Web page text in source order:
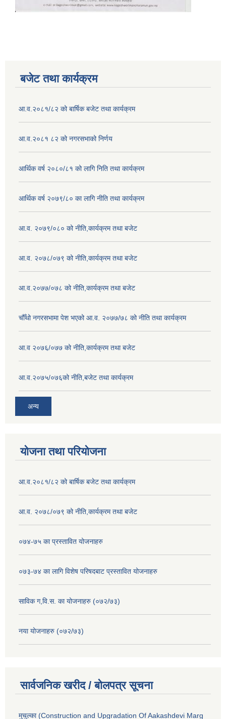
बजेट तथा कार्यक्रम
आ.व.२०८१/८२ को बार्षिक बजेट तथा कार्यक्रम
आ.व.२०८१ ८२ को नगरसभाको निर्णय
आर्थिक वर्ष २०८०/८१ को लागि निति तथा कार्यक्रम
आर्थिक वर्ष २०७९/८० का लागि नीति तथा कार्यक्रम
आ.व. २०७९/०८० को नीति,कार्यक्रम तथा बजेट
आ.व. २०७८/०७९ को नीति,कार्यक्रम तथा बजेट
आ.व.२०७७/०७८ को नीति,कार्यक्रम तथा बजेट
चौँथो नगरसभामा पेश भएको आ.व. २०७७/७८ को नीति तथा कार्यक्रम
आ.व २०७६/०७७ को नीति,कार्यक्रम तथा बजेट
आ.व.२०७५/०७६को नीति,बजेट तथा कार्यक्रम
अन्य
योजना तथा परियोजना
आ.व.२०८१/८२ को बार्षिक बजेट तथा कार्यक्रम
आ.व. २०७८/०७९ को नीति,कार्यक्रम तथा बजेट
०७४-७५ का प्रस्तावित योजनाहरु
०७३-७४ का लागि विशेष परिषदबाट प्रस्तावित योजनाहरु
साविक ग,वि.स. का योजनाहरु (०७२/७३)
नया योजनाहरु (०७२/७३)
सार्वजनिक खरीद / बोलपत्र सूचना
मुचुल्का (Construction and Upgradation Of Aakashdevi Marg